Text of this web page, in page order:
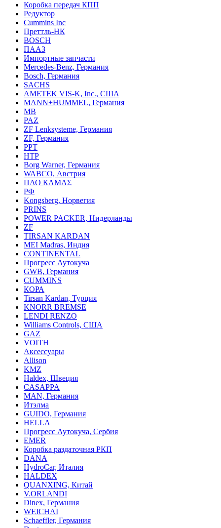
Коробка передач КПП
Редуктор
Cummins Inc
Преттль-НК
BOSCH
ПААЗ
Импортные запчасти
Mercedes-Benz, Германия
Bosch, Германия
SACHS
AMETEK VIS-K, Inc., США
MANN+HUMMEL, Германия
MB
PAZ
ZF Lenksysteme, Германия
ZF, Германия
PPT
HTP
Borg Warner, Германия
WABCO, Австрия
ПАО КАМАΣ
РФ
Kongsberg, Норвегия
PRINS
POWER PACKER, Нидерланды
ZF
TIRSAN KARDAN
MEI Madras, Индия
CONTINENTAL
Прогресс Аутокуча
GWB, Германия
CUMMINS
КОРА
Tirsan Kardan, Турция
KNORR BREMSE
LENDI RENZO
Williams Controls, США
GAZ
VOITH
Аксессуары
Allison
KMZ
Haldex, Швеция
CASAPPA
MAN, Германия
Итэлма
GUIDO, Германия
HELLA
Прогресс Аутокуча, Сербия
EMER
Коробка раздаточная РКП
DANA
HydroCar, Италия
HALDEX
QUANXING, Китай
V.ORLANDI
Dinex, Германия
WEICHAI
Schaeffler, Германия